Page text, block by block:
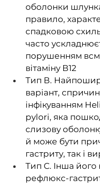
оболонки
правило,
спадковою
часто
порушенням
вітаміну В12
Тип В.
варіант,
інфікуванням
pylori, яка
слизову
й може бути
гастриту, так і
Тип С. Інша його
рефлюкс-